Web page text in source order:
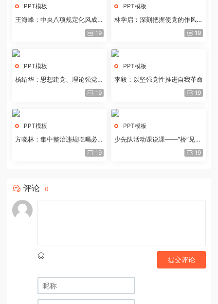
PPT模板
王海峰：中央八项规定化风成俗
19
PPT模板
林学启：深刻把握使党的作风全
19
PPT模板
杨绍华：思想建党、理论强党的
19
PPT模板
李毅：以坚强党性推进自我革命
19
PPT模板
方晓林：集中整治违规吃喝必须
19
PPT模板
少先队活动课说课——“桥”见中
19
评论 0
提交评论